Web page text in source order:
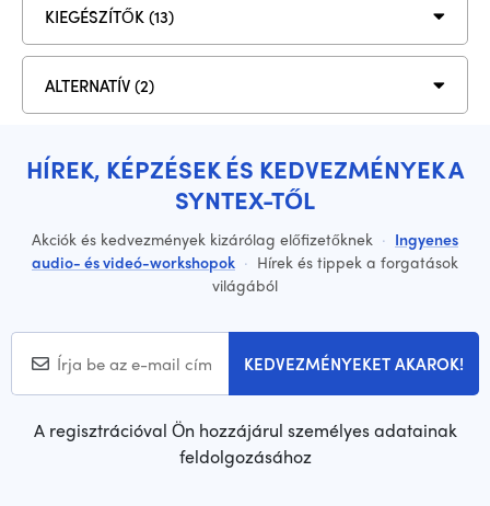
KIEGÉSZÍTŐK (13)
ALTERNATÍV (2)
HÍREK, KÉPZÉSEK ÉS KEDVEZMÉNYEK A
SYNTEX-TŐL
Akciók és kedvezmények kizárólag előfizetőknek · Ingyenes
audio- és videó-workshopok · Hírek és tippek a forgatások
világából
KEDVEZMÉNYEKET AKAROK!
A regisztrációval Ön hozzájárul személyes adatainak
feldolgozásához